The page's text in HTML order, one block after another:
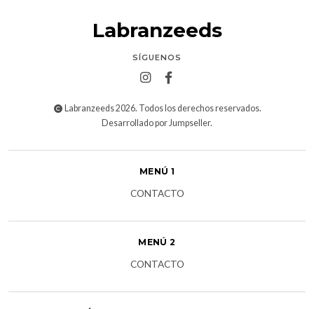
Labranzeeds
SÍGUENOS
Labranzeeds 2026. Todos los derechos reservados.
Desarrollado por Jumpseller.
MENÚ 1
CONTACTO
MENÚ 2
CONTACTO